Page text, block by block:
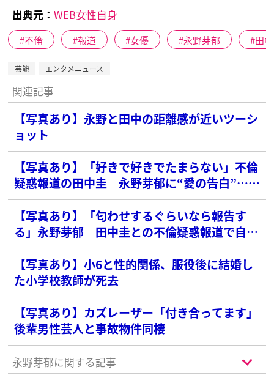
出典元： WEB女性自身
不倫 報道 女優 永野芽郁 田
芸能 エンタメニュース
関連記事
【写真あり】永野と田中の距離感が近いツーシ
ョット
【写真あり】「好きで好きでたまらない」不倫
疑惑報道の田中圭 永野芽郁に“愛の告白”…語
っていた危うい結婚観
【写真あり】「匂わせするぐらいなら報告す
る」永野芽郁 田中圭との不倫疑惑報道で自ら
破った「ファンとの約束」
【写真あり】小6と性的関係、服役後に結婚し
た小学校教師が死去
【写真あり】カズレーザー「付き合ってます」
後輩男性芸人と事故物件同棲
永野芽郁に関する記事